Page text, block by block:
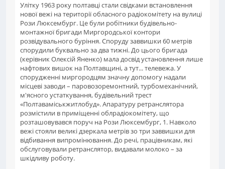
Улітку 1963 року полтавці стали свідками встановлення
нової вежі на території обласного радіокомітету на вулиці
Рози Люксембург. Це були робітники будівельно-
монтажної бригади Миргородської контори
розвідувального буріння. Споруду заввишки 60 метрів
спорудили буквально за два тижні. До цього бригада
(керівник Олексій Яненко) мала досвід установлення лише
нафтових вишок на Полтавщині, а тут... телевежа. У
спорудженні миргородцям значну допомогу надали
місцеві заводи – паровозоремонтний, турбомеханічний,
м'ясного устаткування, будівельний трест
«Полтаваміськжитлобуд». Апаратуру ретранслятора
розмістили в приміщенні облрадіокомітету, що
розташовувався поруч на Рози Люксембург, 1. Навколо
вежі стояли великі дзеркала метрів зо три заввишки для
відбивання випромінювання. До речі, працівникам, які
обслуговували ретранслятор, видавали молоко – за
шкідливу роботу.